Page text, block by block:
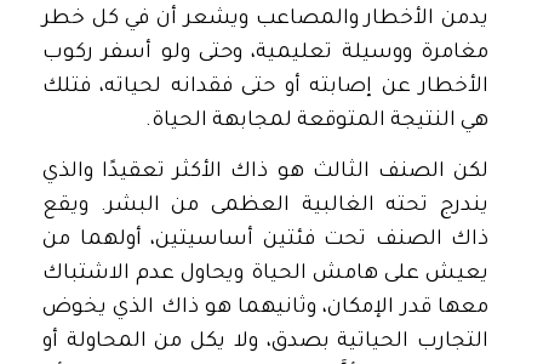
يدمن الأخطار والمصاعب ويشعر أن في كل خطر
مغامرة ووسيلة تعليمية، وحتى ولو أسفر ركوب
الأخطار عن إصابته أو حتى فقدانه لحياته، فتلك
هي النتيجة المتوقعة لمجابهة الحياة.
لكن الصنف الثالث هو ذاك الأكثر تعقيدًا والذي
يندرج تحته الغالبية العظمى من البشر. ويقع
ذاك الصنف تحت فئتين أساسيتين، أولهما من
يعيش على هامش الحياة ويحاول عدم الاشتباك
معها قدر الإمكان، وثانيهما هو ذاك الذي يخوض
التجارب الحياتية بصدق، ولا يكل من المحاولة أو